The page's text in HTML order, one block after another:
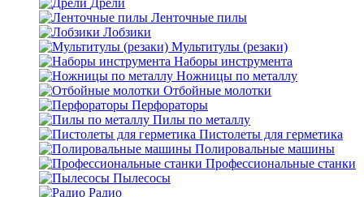
Дрели
Ленточные пилы
Лобзики
Мультитулы (резаки)
Наборы инструмента
Ножницы по металлу
Отбойные молотки
Перфораторы
Пилы по металлу
Пистолеты для герметика
Полировальные машины
Профессиональные станки
Пылесосы
Радио